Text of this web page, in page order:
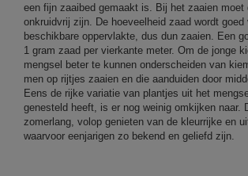
een fijn zaaibed gemaakt is. Bij het zaaien moet
onkruidvrij zijn. De hoeveelheid zaad wordt goed
beschikbare oppervlakte, dus dun zaaien. Een
1 gram zaad per vierkante meter. Om de jonge
mengsel beter te kunnen onderscheiden van
men op rijtjes zaaien en die aanduiden door
Eens de rijke variatie van plantjes uit het
genesteld heeft, is er nog weinig omkijken naar.
zomerlang, volop genieten van de kleurrijke en
waarvoor eenjarigen zo bekend en geliefd zijn.